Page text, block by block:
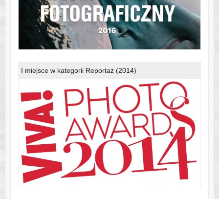
I miejsce w kategorii Reportaż (2014)